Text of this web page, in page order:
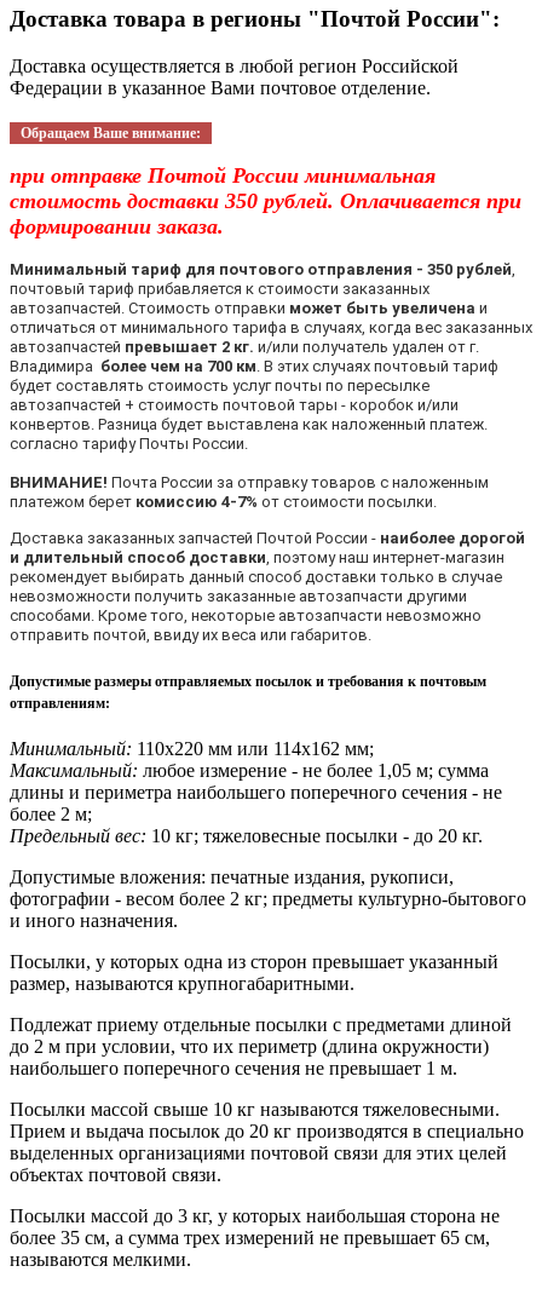
Доставка товара в регионы "Почтой России":
Доставка осуществляется в любой регион Российской
Федерации в указанное Вами почтовое отделение.
Обращаем Ваше внимание:
при отправке Почтой России минимальная
стоимость доставки 350 рублей. Оплачивается при
формировании заказа.
Минимальный тариф для почтового отправления - 350 рублей
почтовый тариф прибавляется к стоимости заказанных
автозапчастей. Стоимость отправки может быть увеличена и
отличаться от минимального тарифа в случаях, когда вес заказанных
автозапчастей превышает 2 кг. и/или получатель удален от г.
Владимира более чем на 700 км . В этих случаях почтовый тариф
будет составлять стоимость услуг почты по пересылке
автозапчастей + стоимость почтовой тары - коробок и/или
конвертов. Разница будет выставлена как наложенный платеж.
согласно тарифу Почты России.
ВНИМАНИЕ! Почта России за отправку товаров с наложенным
платежом берет комиссию 4-7% от стоимости посылки.
Доставка заказанных запчастей Почтой России - наиболее дорогой
и длительный способ доставки , поэтому наш интернет-магазин
рекомендует выбирать данный способ доставки только в случае
невозможности получить заказанные автозапчасти другими
способами. Кроме того, некоторые автозапчасти невозможно
отправить почтой, ввиду их веса или габаритов.
Допустимые размеры отправляемых посылок и требования к почтовым
отправлениям:
Минимальный: 110х220 мм или 114х162 мм;
Максимальный: любое измерение - не более 1,05 м; сумма
длины и периметра наибольшего поперечного сечения - не
более 2 м;
Предельный вес: 10 кг; тяжеловесные посылки - до 20 кг.
Допустимые вложения: печатные издания, рукописи,
фотографии - весом более 2 кг; предметы культурно-бытового
и иного назначения.
Посылки, у которых одна из сторон превышает указанный
размер, называются крупногабаритными.
Подлежат приему отдельные посылки с предметами длиной
до 2 м при условии, что их периметр (длина окружности)
наибольшего поперечного сечения не превышает 1 м.
Посылки массой свыше 10 кг называются тяжеловесными.
Прием и выдача посылок до 20 кг производятся в специально
выделенных организациями почтовой связи для этих целей
объектах почтовой связи.
Посылки массой до 3 кг, у которых наибольшая сторона не
более 35 см, а сумма трех измерений не превышает 65 см,
называются мелкими.